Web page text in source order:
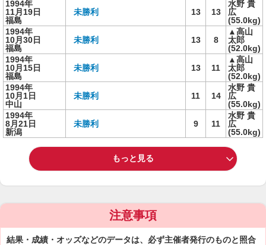
1994年
11月19日
福島
未勝利 13 13
水野 貴
広
(55.0kg)
1994年
10月30日
福島
未勝利 13 8
▲高山
太郎
(52.0kg)
1994年
10月15日
福島
未勝利 13 11
▲高山
太郎
(52.0kg)
1994年
10月1日
中山
未勝利 11 14
水野 貴
広
(55.0kg)
1994年
8月21日
新潟
未勝利 9 11
水野 貴
広
(55.0kg)
もっと見る
注意事項
結果・成績・オッズなどのデータは、必ず主催者発行のものと照合